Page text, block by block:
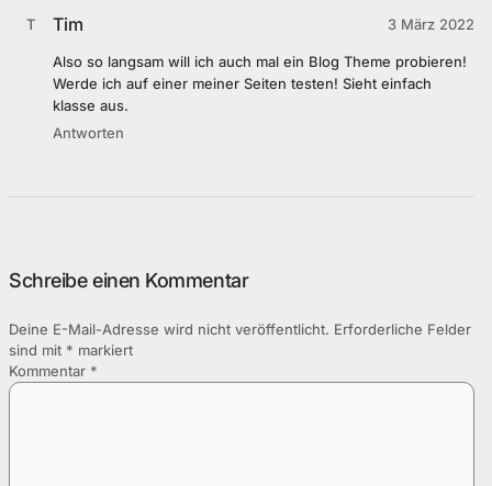
T Tim 3 März 2022
Also so langsam will ich auch mal ein Blog Theme probieren!
Werde ich auf einer meiner Seiten testen! Sieht einfach
klasse aus.
Antworten
Schreibe einen Kommentar
Deine E-Mail-Adresse wird nicht veröffentlicht. Erforderliche Felder
sind mit * markiert
Kommentar *